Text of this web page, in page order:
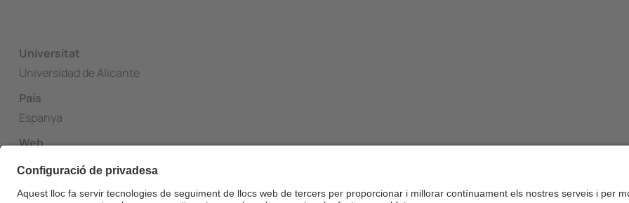
Universitat
Universidad de Alicante
País
Espanya
Web
http://www.ua.es/